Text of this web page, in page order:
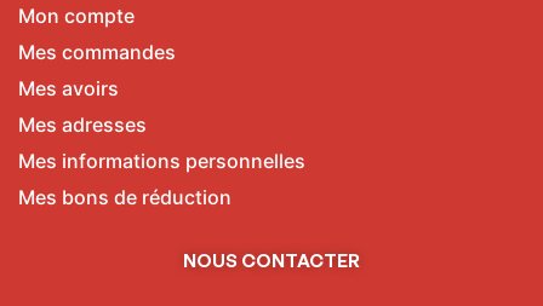
Mon compte
Mes commandes
Mes avoirs
Mes adresses
Mes informations personnelles
Mes bons de réduction
NOUS CONTACTER